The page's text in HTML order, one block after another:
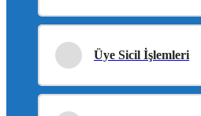
Üye Sicil İşlemleri